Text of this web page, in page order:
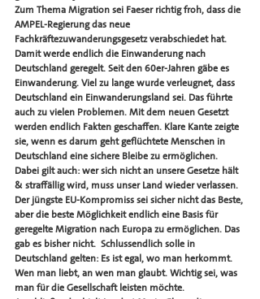
Zum Thema Migration sei Faeser richtig froh, dass die
AMPEL-Regierung das neue
Fachkräftezuwanderungsgesetz verabschiedet hat.
Damit werde endlich die Einwanderung nach
Deutschland geregelt. Seit den 60er-Jahren gäbe es
Einwanderung. Viel zu lange wurde verleugnet, dass
Deutschland ein Einwanderungsland sei. Das führte
auch zu vielen Problemen. Mit dem neuen Gesetzt
werden endlich Fakten geschaffen. Klare Kante zeigte
sie, wenn es darum geht geflüchtete Menschen in
Deutschland eine sichere Bleibe zu ermöglichen.
Dabei gilt auch: wer sich nicht an unsere Gesetze hält
& straffällig wird, muss unser Land wieder verlassen.
Der jüngste EU-Kompromiss sei sicher nicht das Beste,
aber die beste Möglichkeit endlich eine Basis für
geregelte Migration nach Europa zu ermöglichen. Das
gab es bisher nicht.  Schlussendlich solle in
Deutschland gelten: Es ist egal, wo man herkommt.
Wen man liebt, an wen man glaubt. Wichtig sei, was
man für die Gesellschaft leisten möchte.